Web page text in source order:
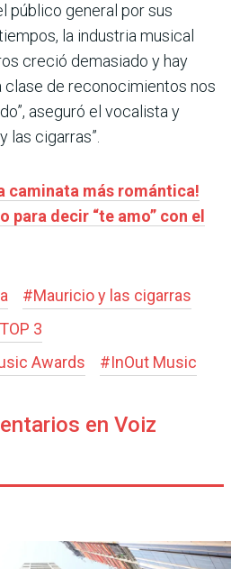
público general por sus
la industria musical
creció demasiado y hay
clase de reconocimientos nos
aseguró el vocalista y
las cigarras”.
caminata más romántica!
decir “te amo” con el
#Mauricio y las cigarras
TOP 3
Awards #InOut Music
en Voiz